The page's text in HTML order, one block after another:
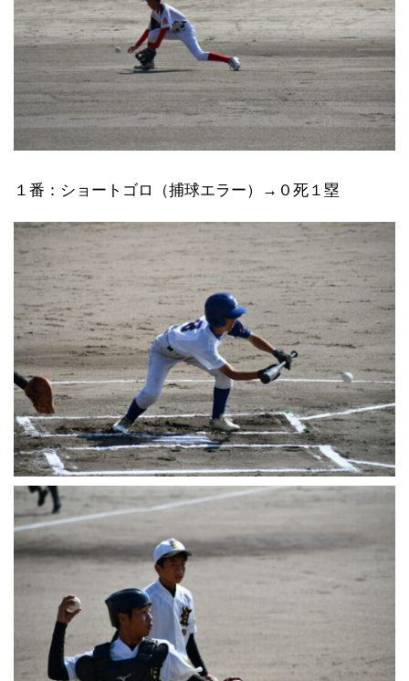
１番：ショートゴロ（捕球エラー）→０死１塁